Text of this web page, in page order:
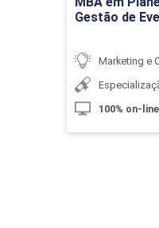
Gestão de
Marketing e
100% on-line